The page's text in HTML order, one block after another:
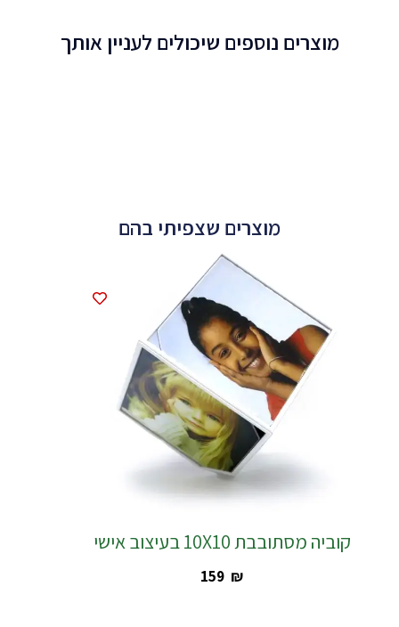
מוצרים נוספים שיכולים לעניין אותך
מוצרים שצפיתי בהם
קוביה מסתובבת 10X10 בעיצוב אישי
‎159 ₪